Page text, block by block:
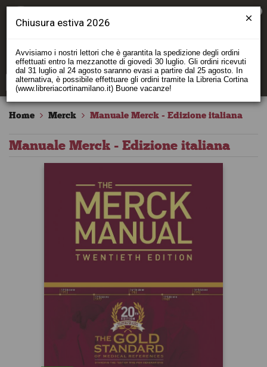
Home Merck Manuale Merck - Edizione italiana
Manuale Merck - Edizione italiana
Chiusura estiva 2026
Avvisiamo i nostri lettori che è garantita la spedizione degli ordini
effettuati entro la mezzanotte di giovedì 30 luglio. Gli ordini ricevuti
dal 31 luglio al 24 agosto saranno evasi a partire dal 25 agosto. In
alternativa, è possibile effettuare gli ordini tramite la Libreria Cortina
(www.libreriacortinamilano.it) Buone vacanze!